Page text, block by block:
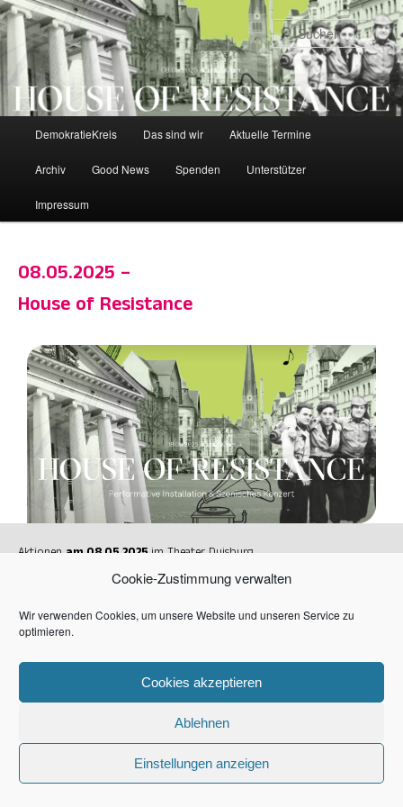
Cookie-Zustimmung verwalten
Wir verwenden Cookies, um unsere Website und unseren Service zu
optimieren.
Cookies akzeptieren
Ablehnen
Einstellungen anzeigen
Zum
primären
Inhalt
springen
DemokratieKreis Das sind wir Aktuelle Termine
Archiv Good News Spenden Unterstützer
Impressum
08.05.2025 –
House of Resistance
Aktionen am 08.05.2025 im Theater Duisburg.
Vor dem Theater/vor dem Forum wird es ein Dorf der Vielfalt geben.
House of Resistance- Deutsche Oper am Rhein
Datenschutzerklärung Stolz präsentiert von WordPress